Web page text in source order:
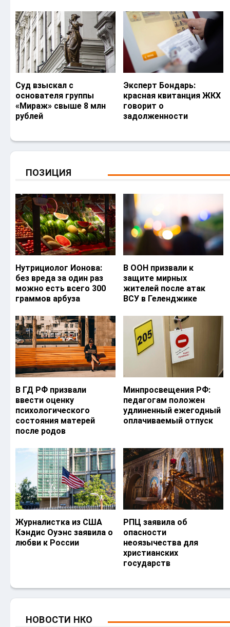
Суд взыскал с
основателя группы
«Мираж» свыше 8 млн
рублей
Эксперт Бондарь:
красная квитанция ЖКХ
говорит о
задолженности
ПОЗИЦИЯ
Нутрициолог Ионова:
без вреда за один раз
можно есть всего 300
граммов арбуза
В ООН призвали к
защите мирных
жителей после атак
ВСУ в Геленджике
В ГД РФ призвали
ввести оценку
психологического
состояния матерей
после родов
Минпросвещения РФ:
педагогам положен
удлиненный ежегодный
оплачиваемый отпуск
Журналистка из США
Кэндис Оуэнс заявила о
любви к России
РПЦ заявила об
опасности
неоязычества для
христианских
государств
НОВОСТИ НКО